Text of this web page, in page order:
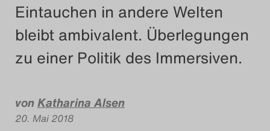
Das Theatertreffen-
Impressum
Eintauchen in andere Welten
bleibt ambivalent. Überlegungen
zu einer Politik des Immersiven.
vonKatharina Alsen
20. Mai 2018